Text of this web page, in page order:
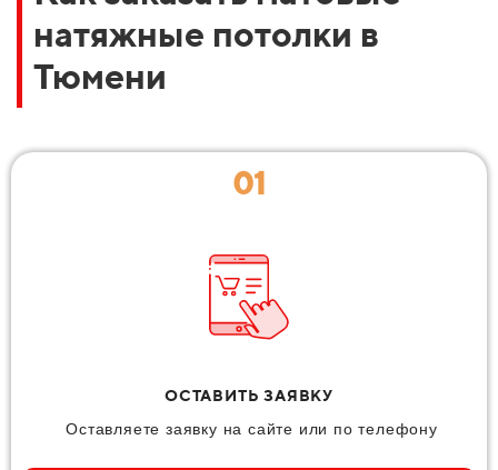
натяжные потолки в
Тюмени
01
ОСТАВИТЬ ЗАЯВКУ
Оставляете заявку на сайте или по телефону